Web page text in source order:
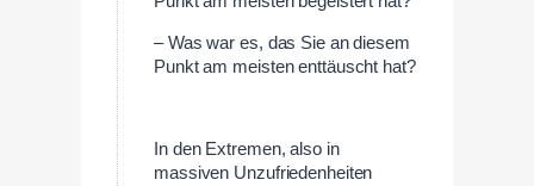
– Was war es, das Sie an diesem
Punkt am meisten enttäuscht hat?
In den Extremen, also in
massiven Unzufriedenheiten